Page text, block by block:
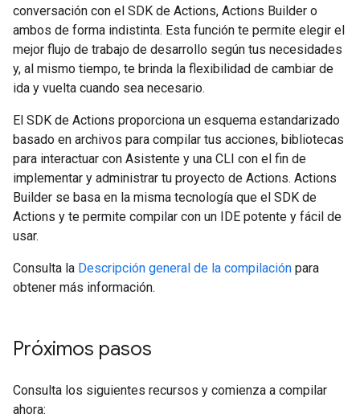
conversación con el SDK de Actions, Actions Builder o
ambos de forma indistinta. Esta función te permite elegir el
mejor flujo de trabajo de desarrollo según tus necesidades
y, al mismo tiempo, te brinda la flexibilidad de cambiar de
ida y vuelta cuando sea necesario.
El SDK de Actions proporciona un esquema estandarizado
basado en archivos para compilar tus acciones, bibliotecas
para interactuar con Asistente y una CLI con el fin de
implementar y administrar tu proyecto de Actions. Actions
Builder se basa en la misma tecnología que el SDK de
Actions y te permite compilar con un IDE potente y fácil de
usar.
Consulta la Descripción general de la compilación para
obtener más información.
Próximos pasos
Consulta los siguientes recursos y comienza a compilar
ahora: